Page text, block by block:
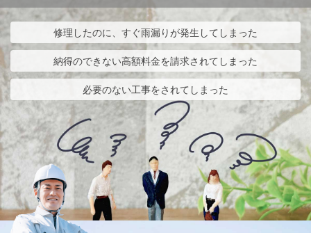
修理したのに、すぐ雨漏りが発生してしまった
納得のできない高額料金を請求されてしまった
必要のない工事をされてしまった